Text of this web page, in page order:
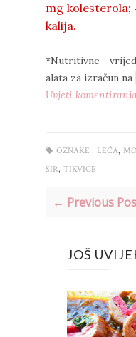
mg kolesterola;
kalija.
*Nutritivne
alata za izračun na
Uvjeti
OZNAKE : LEĆA,
SIR, TIKVICE
← Previous
JOŠ